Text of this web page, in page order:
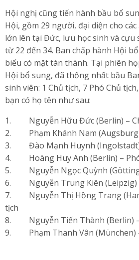
Hội nghị cũng tiến hành bầu bổ
Hội, gồm 29 người, đại diện cho
lớn lên tại Đức, lưu học sinh và cựu
từ 22 đến 34. Ban chấp hành Hội
biểu có mặt tán thành. Tại phiên
Hội bổ sung, đã thống nhất bầu
sinh viên: 1 Chủ tịch, 7 Phó Chủ
bạn có họ tên như sau:
1. Nguyễn Hữu Đức (Berlin) –
2. Phạm Khánh Nam (Augsburg)
3. Đào Mạnh Huynh (Ingolstadt)
4. Hoàng Huy Anh (Berlin) –
5. Nguyễn Ngọc Quỳnh
6. Nguyễn Trung Kiên (Leipzig)
7. Nguyễn Thị Hồng Trang
tịch
8. Nguyễn Tiến Thành (Berlin) –
9. Phạm Thanh Vân (München)